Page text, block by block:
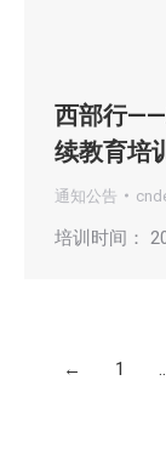
西部行——
续教育培
通知公告
培训时间：
← 1